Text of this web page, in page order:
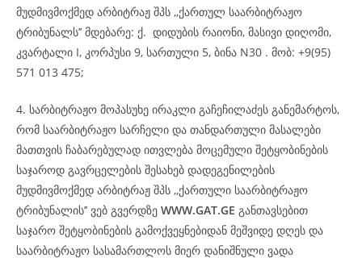
მუდმივმოქმედ არბიტრაჟ შპს ,,ქართულ საარბიტრაჟო
ტრიბუნალს’’ მდებარე: ქ. დიდუბის რაიონი, მასივი დიღომი,
კვარტალი I, კორპუსი 9, სართული 5, ბინა N30 . მობ: +9(95)
571 013 475;
4. სარბიტრაჟო მოპასუხე ირაკლი გაჩეჩილაძეს განემარტოს,
რომ საარბიტრაჟო სარჩელი და თანდართული მასალები
მათთვის ჩაბარებულად ითვლება მოცემული შეტყობინების
საჯაროდ გავრცელების შესახებ დადეგენილების
მუდმივმოქმედ არბიტრაჟ შპს ,,ქართული საარბიტრაჟო
ტრიბუნალის’’ ვებ გვერდზე WWW.GAT.GE განთავსებით
საჯარო შეტყობინების გამოქვეყნებიდან მეშვიდე დღეს და
საარბიტრაჟო სასამართლოს მიერ დანიშნული ვადა